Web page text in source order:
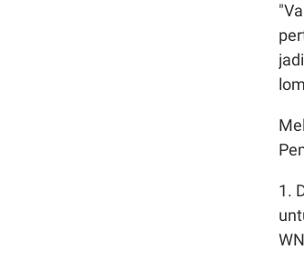
1.